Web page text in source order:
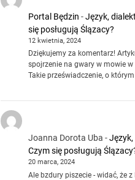
Portal Będzin -Język,
się posługują Ślązacy?
12 kwietnia, 2024
Dziękujemy za komentarz!
spojrzenie na gwary w mowie
Takie przeświadczenie, o
Joanna Dorota Uba -
Czym się posługują
20 marca, 2024
Ale bzdury piszecie - widać, że